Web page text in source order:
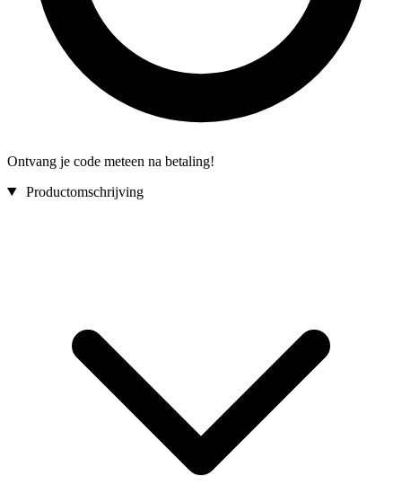
Ontvang je code meteen na betaling!
Productomschrijving